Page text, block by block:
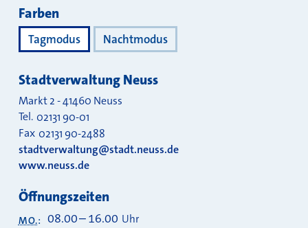
Farben
Tagmodus Nachtmodus
Stadtverwaltung Neuss
Markt 2-41460 Neuss
Tel. 02131 90-01
Fax 02131 90-2488
stadtverwaltung@stadt.neuss.de
www.neuss.de
Öffnungszeiten
MO.: 08.00–16.00 Uhr